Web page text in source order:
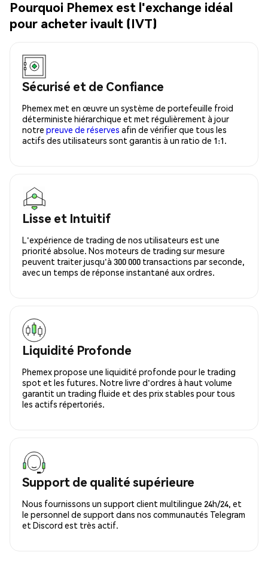
Pourquoi Phemex est l'exchange idéal
pour acheter ivault (IVT)
Sécurisé et de Confiance
Phemex met en œuvre un système de portefeuille froid
déterministe hiérarchique et met régulièrement à jour
notre preuve de réserves afin de vérifier que tous les
actifs des utilisateurs sont garantis à un ratio de 1:1.
Lisse et Intuitif
L'expérience de trading de nos utilisateurs est une
priorité absolue. Nos moteurs de trading sur mesure
peuvent traiter jusqu'à 300 000 transactions par seconde,
avec un temps de réponse instantané aux ordres.
Liquidité Profonde
Phemex propose une liquidité profonde pour le trading
spot et les futures. Notre livre d'ordres à haut volume
garantit un trading fluide et des prix stables pour tous
les actifs répertoriés.
Support de qualité supérieure
Nous fournissons un support client multilingue 24h/24, et
le personnel de support dans nos communautés Telegram
et Discord est très actif.